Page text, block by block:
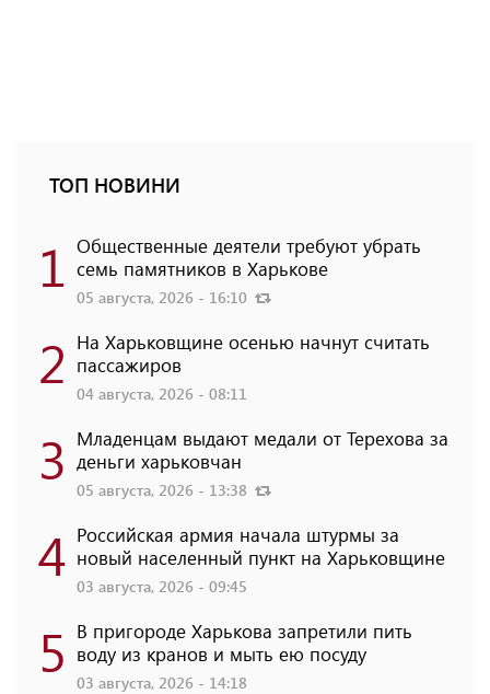
ТОП НОВИНИ
1 Общественные деятели требуют убрать
семь памятников в Харькове
05 августа, 2026 - 16:10
2 На Харьковщине осенью начнут считать
пассажиров
04 августа, 2026 - 08:11
3 Младенцам выдают медали от Терехова за
деньги харьковчан
05 августа, 2026 - 13:38
4 Российская армия начала штурмы за
новый населенный пункт на Харьковщине
03 августа, 2026 - 09:45
5 В пригороде Харькова запретили пить
воду из кранов и мыть ею посуду
03 августа, 2026 - 14:18